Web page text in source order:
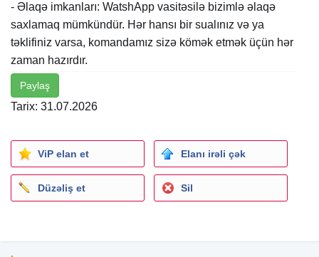
- Əlaqə imkanları: WatshApp vasitəsilə bizimlə əlaqə
saxlamaq mümkündür. Hər hansı bir sualınız və ya
təklifiniz varsa, komandamız sizə kömək etmək üçün hər
zaman hazırdır.
Paylaş
Tarix: 31.07.2026
ViP elan et Elanı irəli çək
Düzəliş et Sil